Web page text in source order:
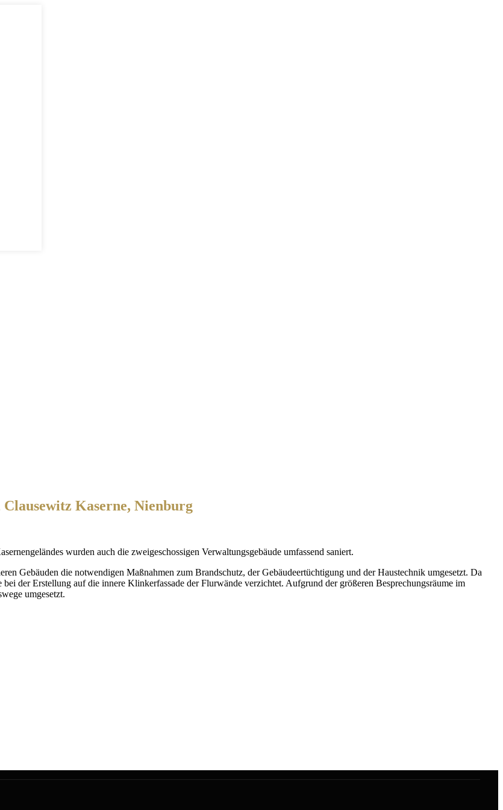
Clausewitz Kaserne, Nienburg
wurden auch die zweigeschossigen Verwaltungsgebäude umfassend saniert.
Gebäuden die notwendigen Maßnahmen zum Brandschutz, der Gebäudeertüchtigung und der Haustechnik umgesetzt. Da
der Erstellung auf die innere Klinkerfassade der Flurwände verzichtet. Aufgrund der größeren Besprechungsräume im
umgesetzt.